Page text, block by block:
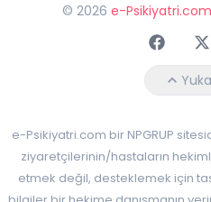
© 2026 e-Psikiyatri.com
e-Psikiyatri.com bir NPGRUP
ziyaretçilerinin/hastaların
etmek değil, desteklemek için